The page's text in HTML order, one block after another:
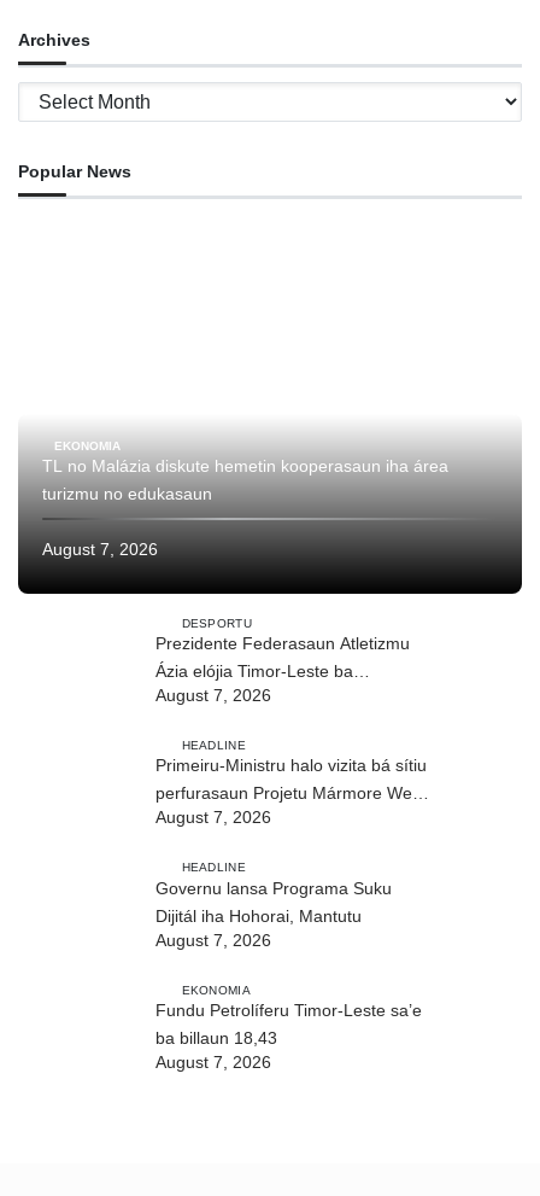
Archives
Archives
Popular News
EKONOMIA
TL no Malázia diskute hemetin kooperasaun iha área
turizmu no edukasaun
August 7, 2026
DESPORTU
Prezidente Federasaun Atletizmu
Ázia elójia Timor-Leste ba
realizasaun DIM 2026
August 7, 2026
HEADLINE
Primeiru-Ministru halo vizita bá sítiu
perfurasaun Projetu Mármore We-
uah iha Ilimanu
August 7, 2026
HEADLINE
Governu lansa Programa Suku
Dijitál iha Hohorai, Mantutu
August 7, 2026
EKONOMIA
Fundu Petrolíferu Timor-Leste sa’e
ba billaun 18,43
August 7, 2026